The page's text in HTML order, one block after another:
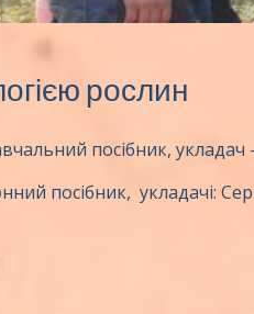
рослин
посібник,
посібник, укладачі: